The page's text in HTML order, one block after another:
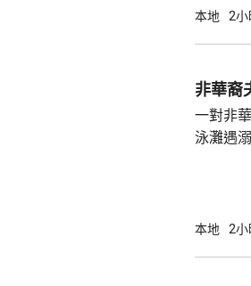
龍運巴
身體多
周五早
本地 2小
非華裔
一對非
泳灘遇溺，
本地 2小